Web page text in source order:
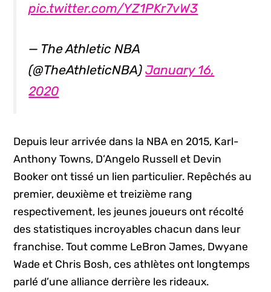
pic.twitter.com/YZ1PKr7vW3
— The Athletic NBA
(@TheAthleticNBA)January 16,
2020
Depuis leur arrivée dans la NBA en 2015, Karl-
Anthony Towns, D’Angelo Russell et Devin
Booker ont tissé un lien particulier. Repêchés au
premier, deuxième et treizième rang
respectivement, les jeunes joueurs ont récolté
des statistiques incroyables chacun dans leur
franchise. Tout comme LeBron James, Dwyane
Wade et Chris Bosh, ces athlètes ont longtemps
parlé d’une alliance derrière les rideaux.